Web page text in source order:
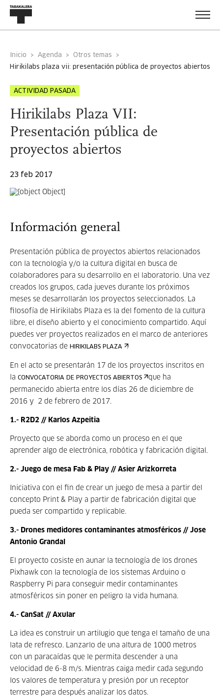
Inicio Agenda
Otros temas
hirikilabs plaza vii: presentación pública de proyectos abiertos
ACTIVIDAD PASADA
Hirikilabs Plaza VII:
Presentación pública de
proyectos abiertos
23 feb 2017
Información general
Presentación pública de proyectos abiertos relacionados
con la tecnología y/o la cultura digital en busca de
colaboradores para su desarrollo en el laboratorio. Una vez
creados los grupos, cada jueves durante los próximos
meses se desarrollarán los proyectos seleccionados. La
filosofía de Hirikilabs Plaza es la del fomento de la cultura
libre, el diseño abierto y el conocimiento compartido. Aquí
puedes ver proyectos realizados en el marco de anteriores
convocatorias de HIRIKILABS PLAZA .
En el acto se presentarán 17 de los proyectos inscritos en
la CONVOCATORIA DE PROYECTOS ABIERTOS
que ha
permanecido abierta entre los días 26 de diciembre de
2016 y 2 de febrero de 2017.
1.- R2D2 // Karlos Azpeitia
Proyecto que se aborda como un proceso en el que
aprender algo de electrónica, robótica y fabricación digital.
2.- Juego de mesa Fab & Play // Asier Arizkorreta
Iniciativa con el fin de crear un juego de mesa a partir del
concepto Print & Play a partir de fabricación digital que
pueda ser compartido y replicable.
3.- Drones medidores contaminantes atmosféricos // Jose
Antonio Grandal
El proyecto cosiste en aunar la tecnología de los drones
Pixhawk con la tecnología de los sistemas Arduino o
Raspberry Pi para conseguir medir contaminantes
atmosféricos sin poner en peligro la vida humana.
4.- CanSat // Axular
La idea es construir un artilugio que tenga el tamaño de una
lata de refresco. Lanzarlo de una altura de 1000 metros
con un paracaídas que le permita descender a una
velocidad de 6-8 m/s. Mientras caiga medir cada segundo
los valores de temperatura y presión por un receptor
terrestre para después analizar los datos.